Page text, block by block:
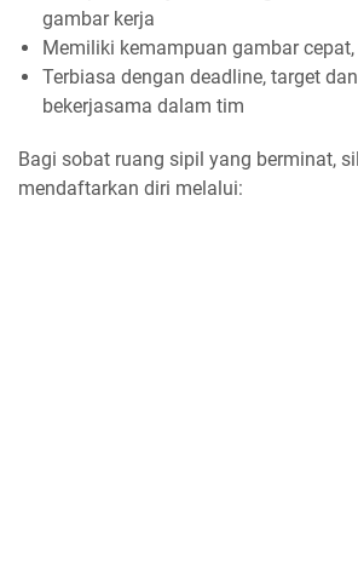
gambar kerja
Memiliki kemampuan gambar
Terbiasa dengan deadline, target
bekerjasama dalam tim
Bagi sobat ruang sipil yang berminat,
mendaftarkan diri melalui: